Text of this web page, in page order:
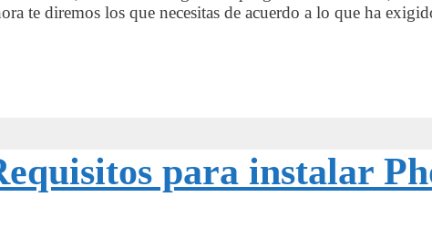
te diremos los que necesitas de acuerdo a lo que ha
para instalar